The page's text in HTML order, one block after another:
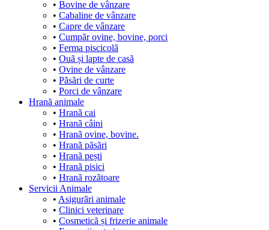
• Bovine de vânzare
• Cabaline de vânzare
• Capre de vânzare
• Cumpãr ovine, bovine, porci
• Ferma piscicolã
• Ouã și lapte de casã
• Ovine de vânzare
• Pãsãri de curte
• Porci de vânzare
Hrană animale
• Hranã cai
• Hranã câini
• Hranã ovine, bovine.
• Hranã pãsãri
• Hranã pești
• Hranã pisici
• Hranã rozãtoare
Servicii Animale
• Asigurãri animale
• Clinici veterinare
• Cosmeticã și frizerie animale